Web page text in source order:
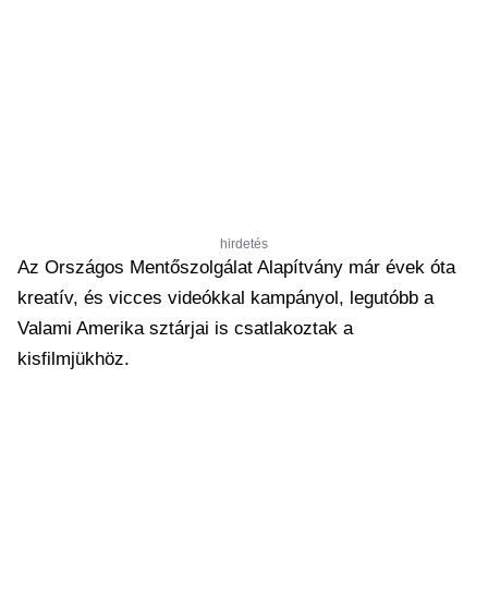
hirdetés
Az Országos Mentőszolgálat Alapítvány már évek óta
kreatív, és vicces videókkal kampányol, legutóbb a
Valami Amerika sztárjai is csatlakoztak a
kisfilmjükhöz.